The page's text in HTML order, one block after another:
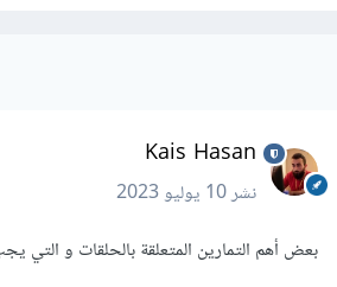
Kais Hasan
نشر10 يوليو 2023
بعض أهم التمارين المتعلقة بالحلقات و التي